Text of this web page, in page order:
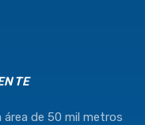
de 50 mil metros